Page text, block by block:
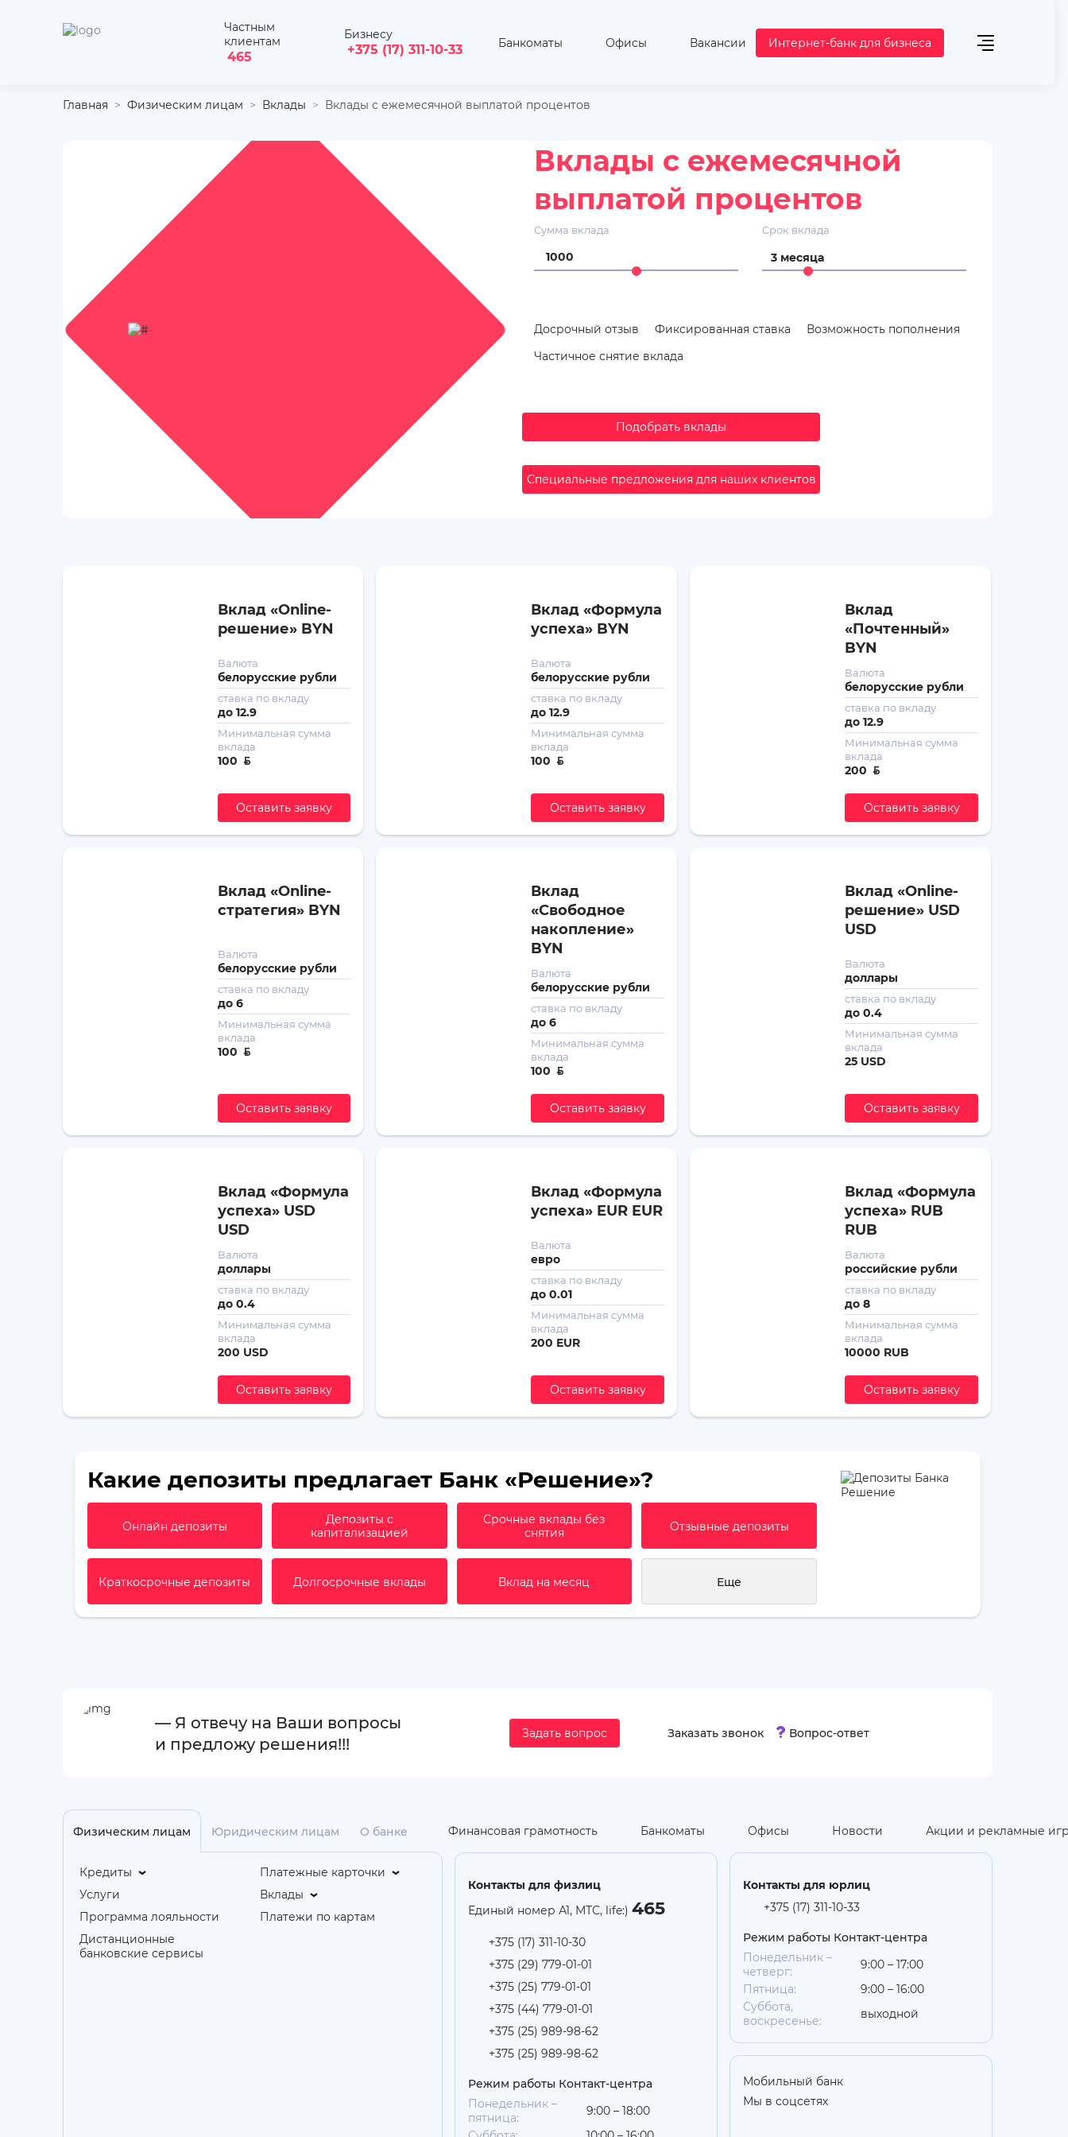
Частным
клиентам
465
Бизнесу
+375 (17) 311-10-33 Банкоматы Офисы Вакансии Интернет-банк для бизнеса
Главная Физическим лицам Вклады Вклады с ежемесячной выплатой процентов
Вклады с ежемесячной
выплатой процентов
Сумма вклада Срок вклада
3 месяца
Досрочный отзыв Фиксированная ставка
Возможность пополнения
Частичное снятие вклада
Подобрать вклады
Специальные предложения для наших клиентов
Вклад «Online-
решение» BYN
Валюта
белорусские рубли
ставка по вкладу
до 12.9
Минимальная сумма
вклада
100 ƃ
Оставить заявку
Вклад «Формула
успеха» BYN
Валюта
белорусские рубли
ставка по вкладу
до12.9
Минимальная сумма
вклада
100 ƃ
Оставить заявку
Вклад
«Почтенный»
BYN
Валюта
белорусские рубли
ставка по вкладу
до12.9
Минимальная сумма
вклада
200 ƃ
Оставить заявку
Вклад «Online-
стратегия» BYN
Валюта
белорусские рубли
ставка по вкладу
до 6
Минимальная сумма
вклада
100 ƃ
Оставить заявку
Вклад
«Свободное
накопление»
BYN
Валюта
белорусские рубли
ставка по вкладу
до6
Минимальная сумма
вклада
100 ƃ
Оставить заявку
Вклад «Online-
решение» USD
USD
Валюта
доллары
ставка по вкладу
до0.4
Минимальная сумма
вклада
25 USD
Оставить заявку
Вклад «Формула
успеха» USD
USD
Валюта
доллары
ставка по вкладу
до 0.4
Минимальная сумма
вклада
200 USD
Оставить заявку
Вклад «Формула
успеха» EUR EUR
Валюта
евро
ставка по вкладу
до0.01
Минимальная сумма
вклада
200 EUR
Оставить заявку
Вклад «Формула
успеха» RUB
RUB
Валюта
российские рубли
ставка по вкладу
до8
Минимальная сумма
вклада
10000 RUB
Оставить заявку
Какие депозиты предлагает Банк «Решение»?
Онлайн депозиты
Депозиты с
капитализацией
Срочные вклады без
снятия
Отзывные депозиты
Краткосрочные депозиты Долгосрочные вклады Вклад на месяц Еще
— Я отвечу на Ваши вопросы
и предложу решения!!!
Задать вопрос Заказать звонок Вопрос-ответ
Физическим лицам Юридическим лицам О банке
Кредиты
Платежные карточки
Услуги
Вклады
Программа лояльности
Платежи по картам
Дистанционные
банковские сервисы
Финансовая грамотность Банкоматы Офисы Новости Акции и рекламные
Контакты для физлиц
Единый номер А1, МТС, life:)465
+375 (17) 311-10-30
+375 (29) 779-01-01
+375 (25) 779-01-01
+375 (44) 779-01-01
+375 (25) 989-98-62
+375 (25) 989-98-62
Режим работы Контакт-центра
Понедельник –
пятница:
9:00 – 18:00
Контакты для юрлиц
+375 (17) 311-10-33
Режим работы Контакт-центра
Понедельник –
четверг:
9:00 – 17:00
Пятница:
9:00 – 16:00
Суббота,
воскресенье:
выходной
Мобильный банк
Мы в соцсетях